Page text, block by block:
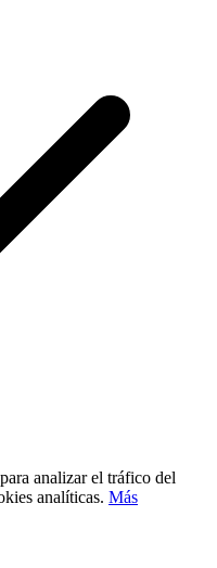
analizar el tráfico del
analíticas. Más